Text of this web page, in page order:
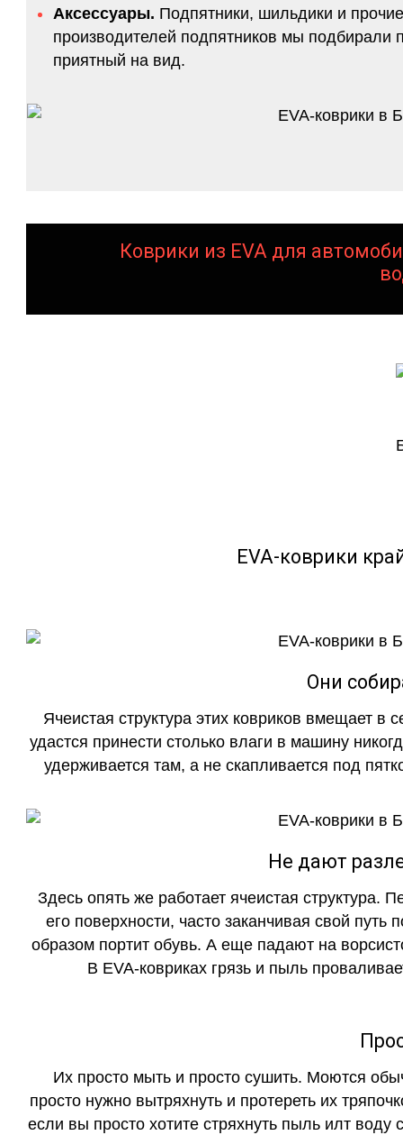
Аксессуары. Подпятники, шильдики и
производителей подпятников мы подбирали
приятный на вид.
Коврики из EVA для
EVA-коврики
Они
Ячеистая структура этих ковриков вмещает в
удастся принести столько влаги в машину
удерживается там, а не скапливается под
Не дают
Здесь опять же работает ячеистая структура.
его поверхности, часто заканчивая свой
образом портит обувь. А еще падают на
В EVA-ковриках грязь и пыль
Их просто мыть и просто сушить. Моются
просто нужно вытряхнуть и протереть их
если вы просто хотите стряхнуть пыль илт воду